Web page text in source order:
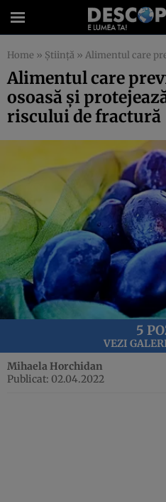
Home » Știință » Alimentul care previne
Alimentul care
osoasă și
riscului de fractură
5
VEZI
Mihaela Horchidan
Publicat: 02.04.2022